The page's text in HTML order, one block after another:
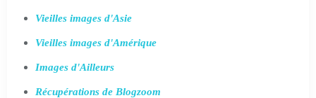
Vieilles images d'Asie
Vieilles images d'Amérique
Images d'Ailleurs
Récupérations de Blogzoom